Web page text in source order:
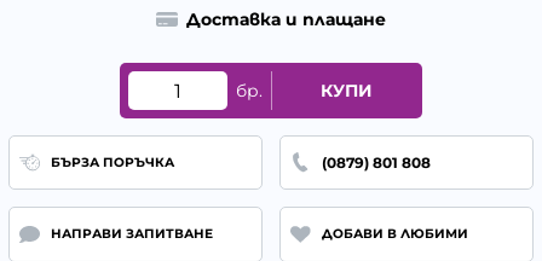
Доставка и плащане
бр. КУПИ
БЪРЗА ПОРЪЧКА (0879) 801 808
НАПРАВИ ЗАПИТВАНЕ ДОБАВИ В ЛЮБИМИ